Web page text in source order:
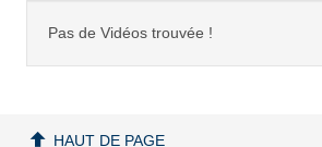
Pas de Vidéos trouvée !
HAUT DE PAGE